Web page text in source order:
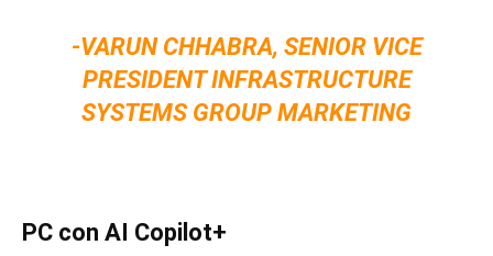
-VARUN CHHABRA, SENIOR VICE
PRESIDENT INFRASTRUCTURE
SYSTEMS GROUP MARKETING
PC con AI Copilot+